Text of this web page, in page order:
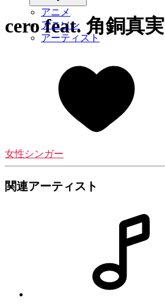
アニメ
アニソン
アーティスト
cero feat. 角銅真実
女性シンガー
関連アーティスト